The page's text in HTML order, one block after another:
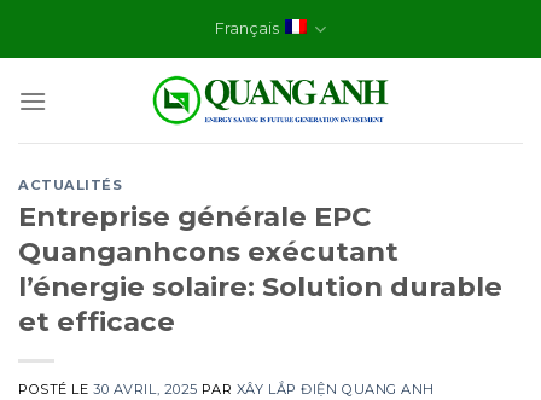
Français
ACTUALITÉS
Entreprise générale EPC
Quanganhcons exécutant
l’énergie solaire: Solution durable
et efficace
POSTÉ LE30 AVRIL, 2025 PAR XÂY LẮP ĐIỆN QUANG ANH